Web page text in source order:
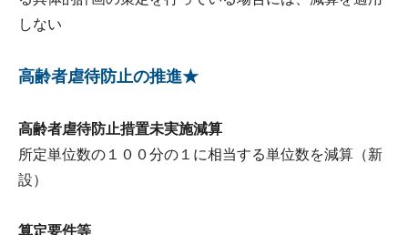
しない
高齢者虐待防止の推進★
高齢者虐待防止措置未実施減算
所定単位数の１００分の１に相当する単位数を減算（新
設）
算定要件等